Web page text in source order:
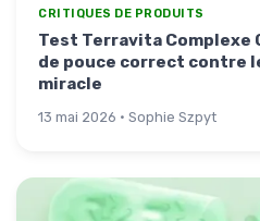
CRITIQUES DE PRODUITS
Test Terravita Complexe
de pouce correct contre
miracle
13 mai 2026 · Sophie Szpyt